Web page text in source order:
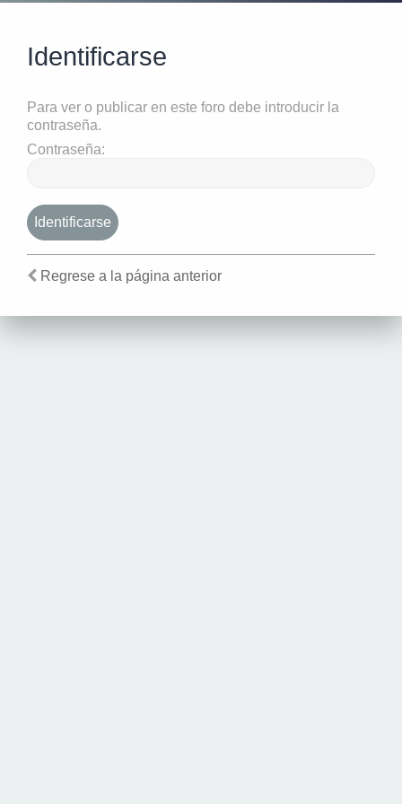
Identificarse
Para ver o publicar en este foro debe introducir la
contraseña.
Contraseña:
Regrese a la página anterior